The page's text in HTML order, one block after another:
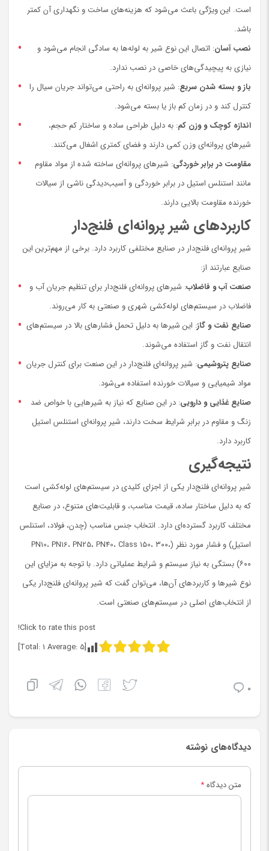
است. این ویژگی باعث می‌شود که هزینه‌های ساخت و نگهداری آن کمتر
باشد.
نصب آسان: اتصال این نوع شیر به لوله‌ها به سادگی انجام می‌شود و
نیازی به پیچیدگی‌های خاصی در نصب ندارد.
باز و بسته شدن سریع: شیر پروانه‌ای به راحتی می‌تواند جریان سیال را
کنترل کند و در زمان کم باز یا بسته می‌شود.
اندازه کوچک و وزن کم: به دلیل طراحی ساده و ساختار کم حجم،
شیرهای پروانه‌ای وزن کمی دارند و فضای کمتری اشغال می‌کنند.
مقاومت در برابر خوردگی: شیرهای پروانه‌ای ساخته شده از مواد مقاوم
مانند استنلس استیل در برابر خوردگی و آسیب‌دیدگی ناشی از سیالات
خورنده مقاومت بالایی دارند.
کاربردهای شیر پروانه‌ای فلنج‌دار
شیر پروانه‌ای فلنج‌دار در صنایع مختلفی کاربرد دارد. برخی از مهم‌ترین این
صنایع عبارتند از:
صنعت آب و فاضلاب: شیرهای پروانه‌ای فلنج‌دار برای تنظیم جریان آب و
فاضلاب در سیستم‌های لوله‌کشی شهری و صنعتی به کار می‌روند.
صنایع نفت و گاز: این شیرها به دلیل تحمل فشارهای بالا در سیستم‌های
انتقال نفت و گاز استفاده می‌شوند.
صنایع پتروشیمی: شیر پروانه‌ای فلنج‌دار در این صنعت برای کنترل جریان
مواد شیمیایی و سیالات خورنده استفاده می‌شود.
صنایع غذایی و دارویی: در این صنایع که نیاز به شیرهایی با خواص ضد
زنگ و مقاوم در برابر شرایط سخت دارند، شیر پروانه‌ای استنلس استیل
کاربرد دارد.
نتیجه‌گیری
شیر پروانه‌ای فلنج‌دار یکی از اجزای کلیدی در سیستم‌های لوله‌کشی است
که به دلیل ساختار ساده، قیمت مناسب، و قابلیت‌های متنوع، در صنایع
مختلف کاربرد گسترده‌ای دارد. انتخاب جنس مناسب (چدن، فولاد، استنلس
استیل) و فشار مورد نظر (PN10، PN16، PN25، PN40، Class 150، ۳۰۰،
۶۰۰) بستگی به نیاز سیستم و شرایط عملیاتی دارد. با توجه به مزایای این
نوع شیرها و کاربردهای آن‌ها، می‌توان گفت که شیر پروانه‌ای فلنج‌دار یکی
از انتخاب‌های اصلی در سیستم‌های صنعتی است.
Click to rate this post!
[Total:
1 Average: 5
]
0
دیدگاه‌های نوشته
متن دیدگاه*